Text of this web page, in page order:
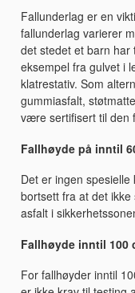
Fallunderlag er en
fallunderlag varierer
det stedet et barn
eksempel fra gulvet i
klatrestativ. Som
gummiasfalt,
være sertifisert til den
Fallhøyde på inntil
Det er ingen
bortsett fra at det
asfalt i
Fallhøyde inntil 100
For fallhøyder inntil